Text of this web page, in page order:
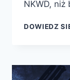
NKWD, niż
DOWIEDZ